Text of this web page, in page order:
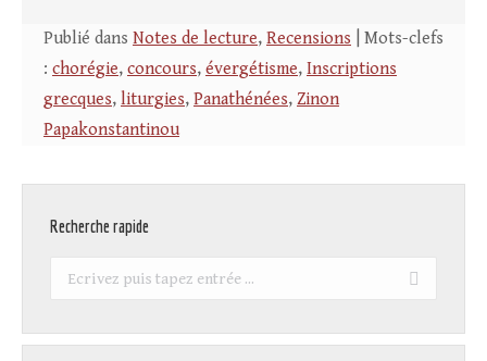
Publié dans Notes de lecture, Recensions | Mots-clefs
: chorégie, concours, évergétisme, Inscriptions
grecques, liturgies, Panathénées, Zinon
Papakonstantinou
Recherche rapide
Recherche